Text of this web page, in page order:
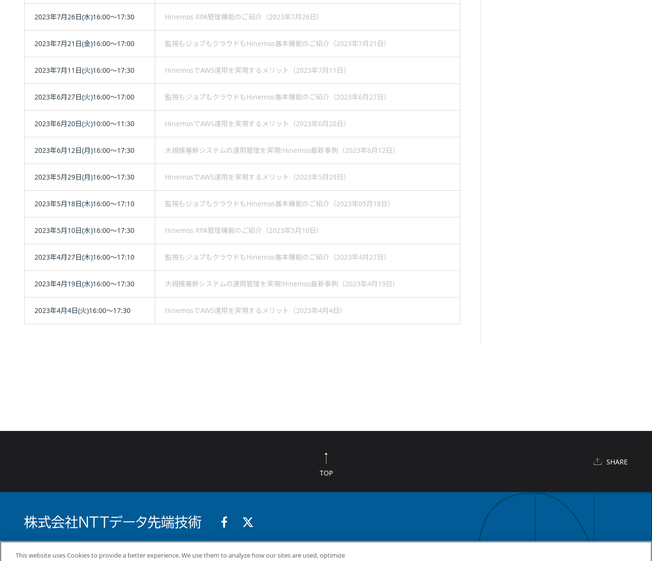
2023年7月26日(水)16:00～17:30 Hinemos RPA管理機能のご紹介（2023年7月26日）
2023年7月21日(金)16:00～17:00 監視もジョブもクラウドもHinemos基本機能のご紹介（2023年7月21日）
2023年7月11日(火)16:00～17:30 HinemosでAWS運用を実現するメリット（2023年7月11日）
2023年6月27日(火)16:00～17:00 監視もジョブもクラウドもHinemos基本機能のご紹介（2023年6月27日）
2023年6月20日(火)10:00～11:30 HinemosでAWS運用を実現するメリット（2023年6月20日）
2023年6月12日(月)16:00～17:30 大規模基幹システムの運用管理を実現!Hinemos最新事例（2023年6月12日）
2023年5月29日(月)16:00～17:30 HinemosでAWS運用を実現するメリット（2023年5月29日）
2023年5月18日(木)16:00～17:10 監視もジョブもクラウドもHinemos基本機能のご紹介（2023年05月18日）
2023年5月10日(水)16:00～17:30 Hinemos RPA管理機能のご紹介（2023年5月10日）
2023年4月27日(木)16:00～17:10 監視もジョブもクラウドもHinemos基本機能のご紹介（2023年4月27日）
2023年4月19日(水)16:00～17:30 大規模基幹システムの運用管理を実現!Hinemos最新事例（2023年4月19日）
2023年4月4日(火)16:00～17:30 HinemosでAWS運用を実現するメリット（2023年4月4日）
TOP
SHARE
What’s New 事業案内 コラム 採用情報 企業情報
This website uses Cookies to provide a better experience. We use them to analyze how our sites are used, optimize